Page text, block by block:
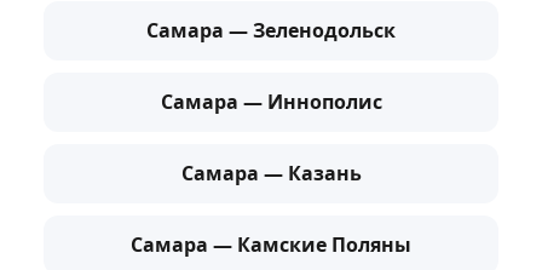
Самара — Зеленодольск
Самара — Иннополис
Самара — Казань
Самара — Камские Поляны